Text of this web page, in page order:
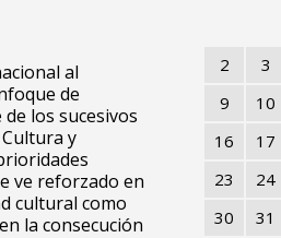
al
de
los sucesivos
y
ve reforzado en
cultural como
la consecución
2
3
9
10
16
17
23
24
30
31